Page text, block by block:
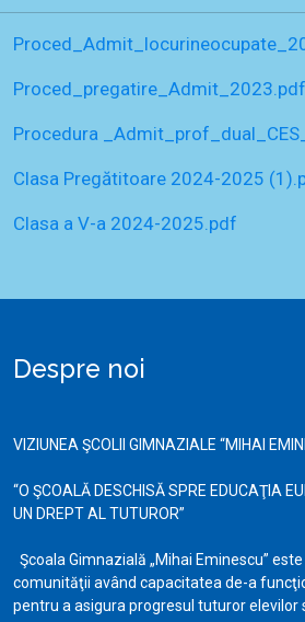
A-
Proced_pregatire_Admit_2023.pdf
Procedura
Clasa Pregătitoare 2024-2025
Clasa a V-a 2024-2025.pdf
Despre noi
VIZIUNEA ŞCOLII GIMNAZIALE “MIHAI
“O ŞCOALĂ DESCHISĂ SPRE EDUCAŢIA
UN DREPT AL TUTUROR”
Şcoala Gimnazială „Mihai Eminescu”
comunităţii având capacitatea de-a
pentru a asigura progresul tuturor elevilor